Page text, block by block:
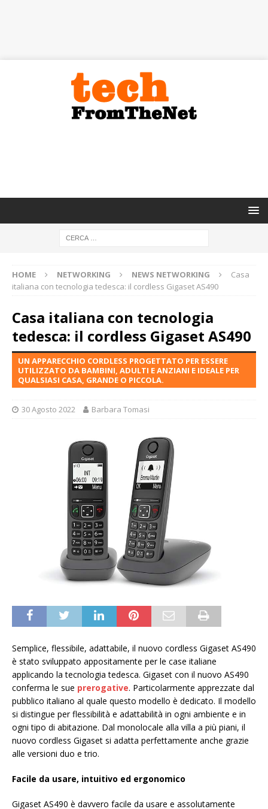
HOME NETWORKING NEWS NETWORKING
Casa
italiana con tecnologia tedesca: il cordless Gigaset AS490
Casa italiana con tecnologia
tedesca: il cordless Gigaset AS490
UN APPARECCHIO CORDLESS PROGETTATO PER ESSERE
UTILIZZATO DA BAMBINI, ADULTI E ANZIANI E IDEALE PER
QUALSIASI CASA, GRANDE O PICCOLA.
30 Agosto 2022 Barbara Tomasi
Semplice, flessibile, adattabile, il nuovo cordless Gigaset AS490
è stato sviluppato appositamente per le case italiane
applicando la tecnologia tedesca. Gigaset con il nuovo AS490
conferma le sue prerogative. Particolarmente apprezzate dal
pubblico italiano al quale questo modello è dedicato. Il modello
si distingue per flessibilità e adattabilità in ogni ambiente e in
ogni tipo di abitazione. Dal monolocale alla villa a più piani, il
nuovo cordless Gigaset si adatta perfettamente anche grazie
alle versioni duo e trio.
Facile da usare, intuitivo ed ergonomico
Gigaset AS490 è davvero facile da usare e assolutamente